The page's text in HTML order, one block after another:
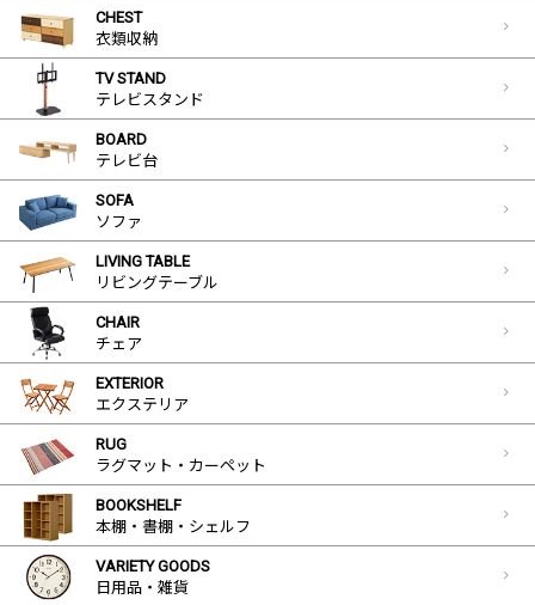
CHEST
衣類収納
TV STAND
テレビスタンド
BOARD
テレビ台
SOFA
ソファ
LIVING TABLE
リビングテーブル
CHAIR
チェア
EXTERIOR
エクステリア
RUG
ラグマット・カーペット
BOOKSHELF
本棚・書棚・シェルフ
VARIETY GOODS
日用品・雑貨